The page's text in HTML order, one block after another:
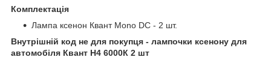
Комплектація
Лампа ксенон Квант Mono DC - 2 шт.
Внутрішній код не для покупця - лампочки ксенону для
автомобіля Квант H4 6000К 2 шт